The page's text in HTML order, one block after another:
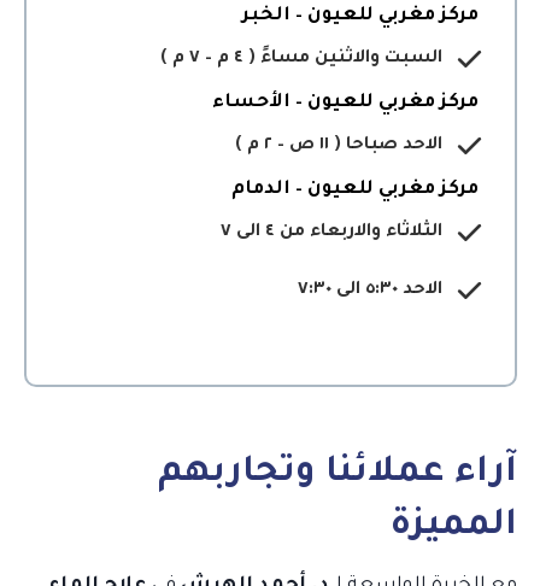
مركز مغربي للعيون – الخبر
السبت والاثنين مساءً ( ٤ م – ٧ م )
مركز مغربي للعيون – الأحساء
الاحد صباحا ( ١١ ص – ٢ م )
مركز مغربي للعيون – الدمام
الثلاثاء والاربعاء من ٤ الى ٧
الاحد ٥:٣٠ الى ٧:٣٠
آراء عملائنا وتجاربهم
المميزة